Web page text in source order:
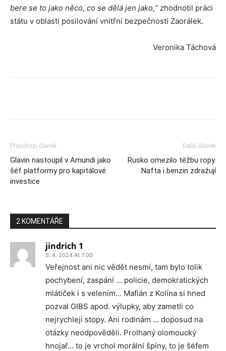
bere se to jako něco, co se dělá jen jako,“ zhodnotil práci
státu v oblasti posilování vnitřní bezpečnosti Zaorálek.
Veronika Táchová
Předchozí článek
Glavin nastoupil v Amundi jako
šéf platformy pro kapitálové
investice
Další článek
Rusko omezilo těžbu ropy.
Nafta i benzin zdražují
2 KOMENTÁŘE
jindrich 1
5. 4. 2024 At 7:00
Veřejnost ani nic vědět nesmí, tam bylo tolik
pochybení, zaspání … policie, demokratických
mlátiček i s velením… Mafián z Kolína si hned
pozval GIBS apod. výlupky, aby zametli co
nejrychleji stopy. Ani rodinám … doposud na
otázky neodpověděli. Prolhaný olomoucký
hnojař… to je vrchol morální špíny, to je šéfem